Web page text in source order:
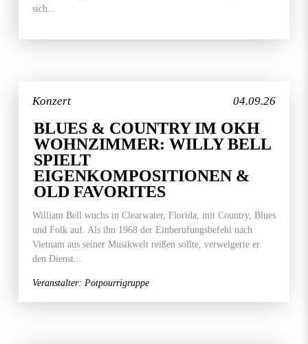
sich...
04.09.26
Konzert
BLUES & COUNTRY IM OKH
WOHNZIMMER: WILLY BELL
SPIELT
EIGENKOMPOSITIONEN &
OLD FAVORITES
William Bell wuchs in Clearwater, Florida, mit Country, Blues
und Folk auf. Als ihn 1968 der Einberufungsbefehl nach
Vietnam aus seiner Musikwelt reißen sollte, verweigerte er
den Dienst...
Veranstalter: Potpourrigruppe